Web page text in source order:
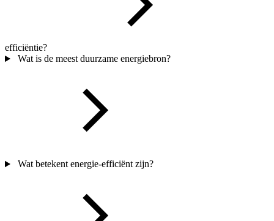
efficiëntie?
Wat is de meest duurzame energiebron?
Wat betekent energie-efficiënt zijn?